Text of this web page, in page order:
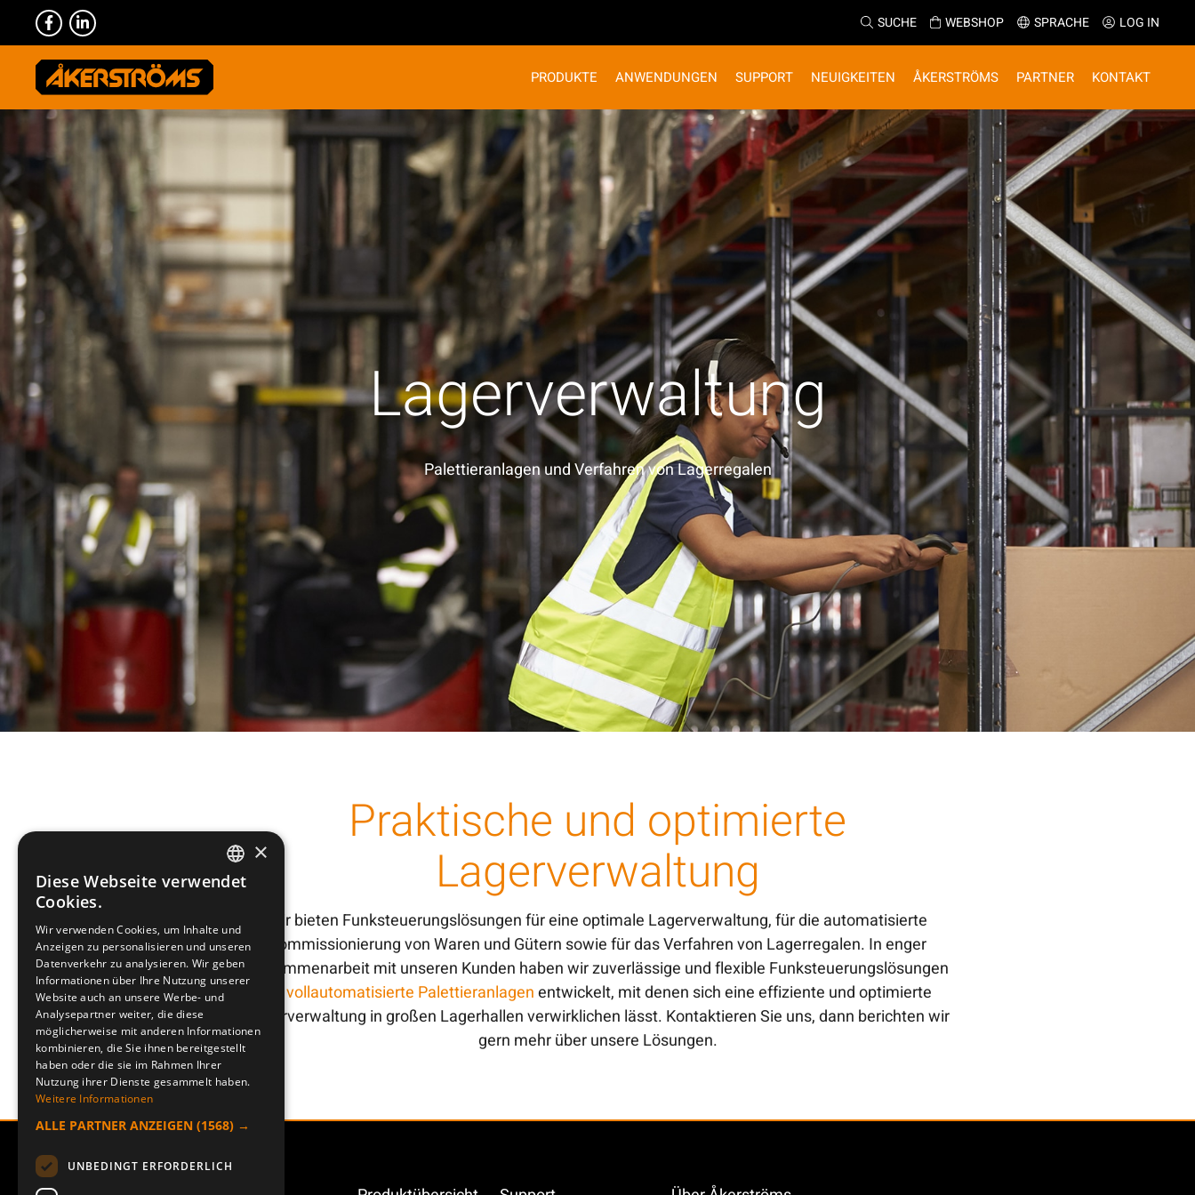
SUCHE WEBSHOP SPRACHE LOG IN
PRODUKTE ANWENDUNGEN SUPPORT NEUIGKEITEN ÅKERSTRÖMS PARTNER KONTAKT
Lagerverwaltung
Palettieranlagen und Verfahren von Lagerregalen
Praktische und optimierte
Lagerverwaltung
Wir bieten Funksteuerungslösungen für eine optimale Lagerverwaltung, für die automatisierte
Kommissionierung von Waren und Gütern sowie für das Verfahren von Lagerregalen. In enger
Zusammenarbeit mit unseren Kunden haben wir zuverlässige und flexible Funksteuerungslösungen
vollautomatisierte Palettieranlagenentwickelt, mit denen sich eine effiziente und optimierte
Lagerverwaltung in großen Lagerhallen verwirklichen lässt. Kontaktieren Sie uns, dann berichten wir
gern mehr über unsere Lösungen.
SWEDISH
DEUTSCH
×
Diese Webseite verwendet
Cookies.
Wir verwenden Cookies, um Inhalte und
Anzeigen zu personalisieren und unseren
Datenverkehr zu analysieren. Wir geben
Informationen über Ihre Nutzung unserer
Website auch an unsere Werbe- und
Analysepartner weiter, die diese
möglicherweise mit anderen Informationen
kombinieren, die Sie ihnen bereitgestellt
haben oder die sie im Rahmen Ihrer
Nutzung ihrer Dienste gesammelt haben.
Weitere Informationen
ALLE PARTNER ANZEIGEN (1568) →
UNBEDINGT ERFORDERLICH